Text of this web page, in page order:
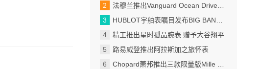
法穆兰推出Vanguard Ocean Drive限量版腕表
HUBLOT宇舶表瞩目发布BIG BANG蓝宝石天蓝色腕表
精工推出星时孤品腕表 赠予大谷翔平
路易威登推出阿拉斯加之旅怀表
Chopard萧邦推出三款限量版Mille Miglia Classic计时码表